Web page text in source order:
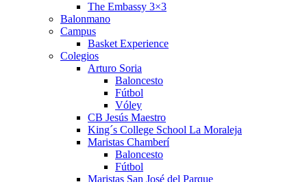
The Embassy 3×3
Balonmano
Campus
Basket Experience
Colegios
Arturo Soria
Baloncesto
Fútbol
Vóley
CB Jesús Maestro
King´s College School La Moraleja
Maristas Chamberí
Baloncesto
Fútbol
Maristas San José del Parque